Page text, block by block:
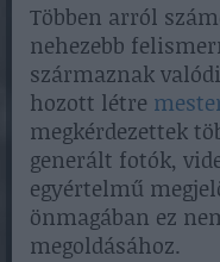
Többen arról
nehezebb
származnak
hozott létre
megkérdezettek
generált fotók,
egyértelmű
önmagában ez
megoldásához.